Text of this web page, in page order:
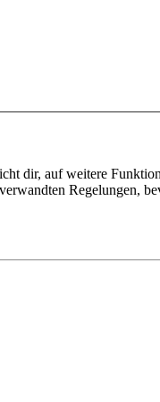
dir, auf weitere
Regelungen,